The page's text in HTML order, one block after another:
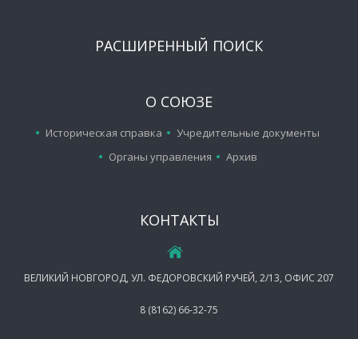
РАСШИРЕННЫЙ ПОИСК
О СОЮЗЕ
Историческая справка
Учредительные документы
Органы управления
Архив
КОНТАКТЫ
ВЕЛИКИЙ НОВГОРОД, УЛ. ФЕДОРОВСКИЙ РУЧЕЙ, 2/13, ОФИС 207
8 (8162) 66-32-75